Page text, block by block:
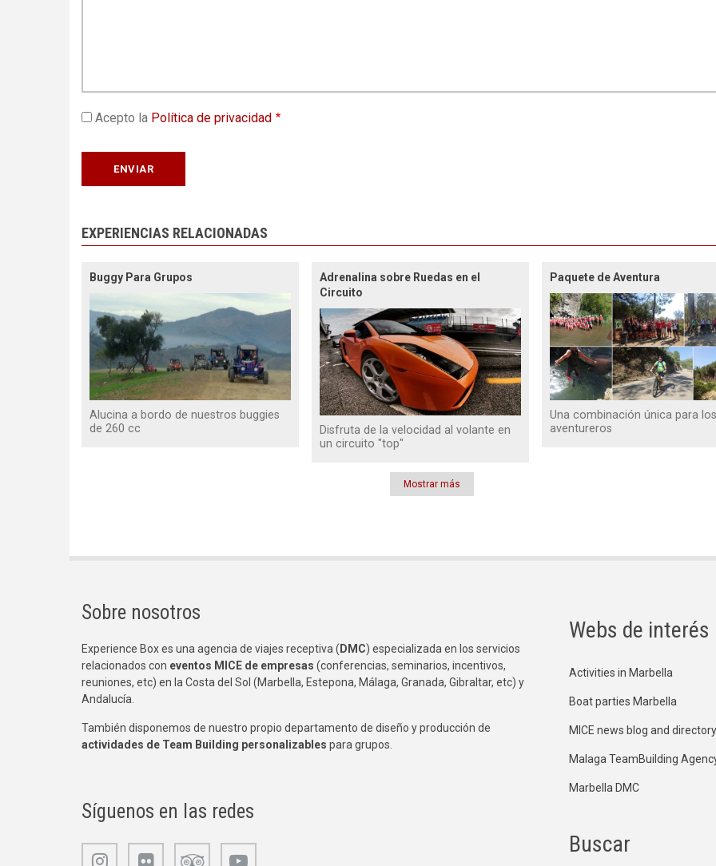
Acepto la Política de privacidad
EXPERIENCIAS RELACIONADAS
Buggy Para Grupos
Alucina a bordo de nuestros buggies
de 260 cc
Adrenalina sobre Ruedas en el
Circuito
Disfruta de la velocidad al volante en
un circuito "top"
Paquete de Aventura
Una combinación única para
aventureros
Mostrar más
Sobre nosotros
Experience Box es una agencia de viajes receptiva ( DMC) especializada en los servicios
relacionados con eventos MICE de empresas (conferencias, seminarios, incentivos,
reuniones, etc) en la Costa del Sol (Marbella, Estepona, Málaga, Granada, Gibraltar, etc) y
Andalucía.
También disponemos de nuestro propio departamento de diseño y producción de
actividades de Team Building personalizables para grupos.
Síguenos en las redes
Webs de interés
Activities in Marbella
Boat parties Marbella
MICE news blog and directory
Malaga TeamBuilding
Marbella DMC
Buscar